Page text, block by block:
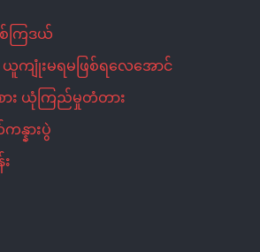
ကြဒယ်
ကျုံးမရမဖြစ်ရလေအောင်
း ယုံကြည်မှုတံတား
နားပွဲ